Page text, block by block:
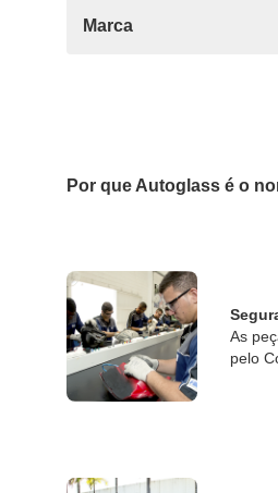
Marca
Por que Autoglass é o
As
pelo